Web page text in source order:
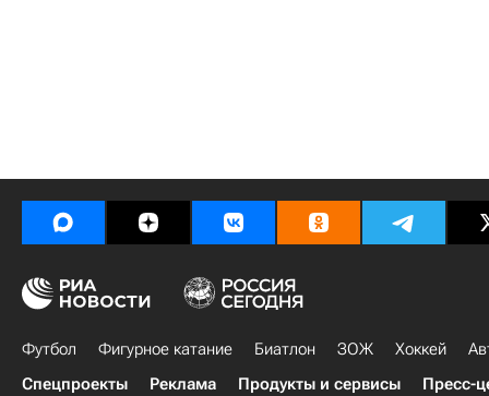
Футбол Фигурное катание Биатлон ЗОЖ Хоккей
Спецпроекты
Реклама Продукты и сервисы Пресс-